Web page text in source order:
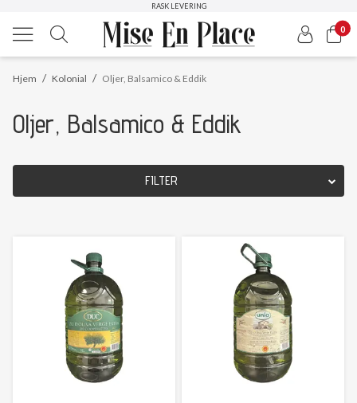
RASK LEVERING
HØYKVALITETS PRODUKTER
0
/
Hjem /
Kolonial Oljer, Balsamico & Eddik
Oljer, Balsamico & Eddik
FILTER